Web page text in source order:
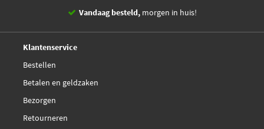
Vandaag besteld, morgen in huis!
Klantenservice
Bestellen
Betalen en geldzaken
Bezorgen
Retourneren